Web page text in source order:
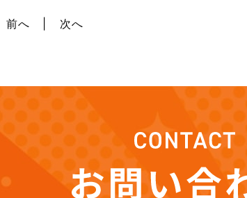
前へ 次へ